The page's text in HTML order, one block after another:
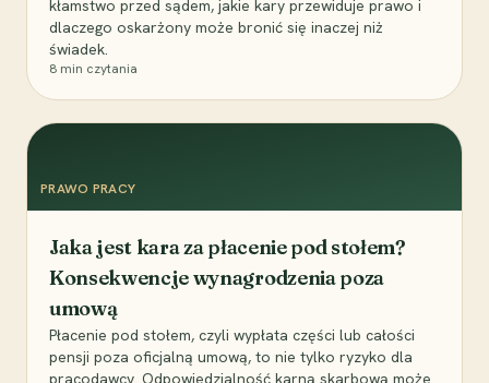
kłamstwo przed sądem, jakie kary przewiduje prawo i
dlaczego oskarżony może bronić się inaczej niż
świadek.
8 min czytania
PRAWO PRACY
Jaka jest kara za płacenie pod stołem?
Konsekwencje wynagrodzenia poza
umową
Płacenie pod stołem, czyli wypłata części lub całości
pensji poza oficjalną umową, to nie tylko ryzyko dla
pracodawcy. Odpowiedzialność karną skarbową może